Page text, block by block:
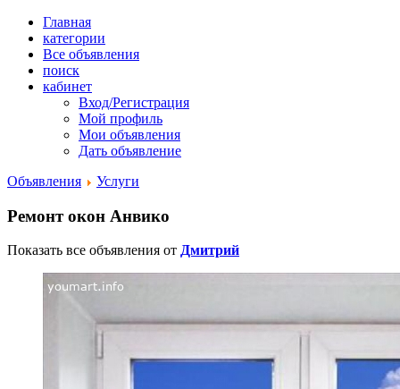
Главная
категории
Все объявления
поиск
кабинет
Вход/Регистрация
Мой профиль
Мои объявления
Дать объявление
Объявления
Услуги
Ремонт окон Анвико
Показать все объявления от Дмитрий